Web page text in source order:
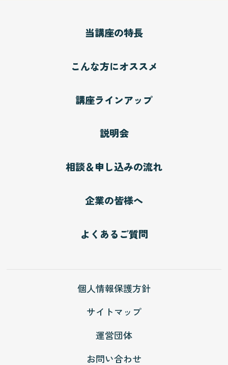
当講座の特長
こんな方にオススメ
講座ラインアップ
説明会
相談＆申し込みの流れ
企業の皆様へ
よくあるご質問
個人情報保護方針
サイトマップ
運営団体
お問い合わせ